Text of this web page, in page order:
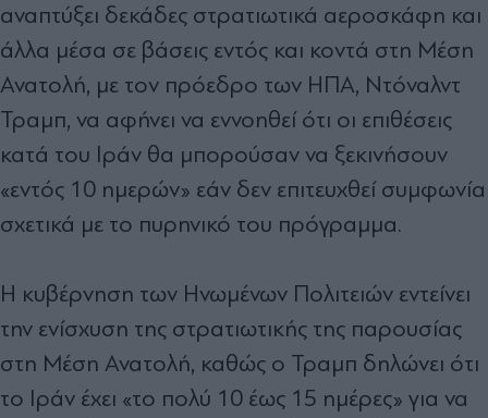
αναπτύξει δεκάδες στρατιωτικά αεροσκάφη και
άλλα μέσα σε βάσεις εντός και κοντά στη Μέση
Ανατολή, με τον πρόεδρο των ΗΠΑ, Ντόναλντ
Τραμπ, να αφήνει να εννοηθεί ότι οι επιθέσεις
κατά του Ιράν θα μπορούσαν να ξεκινήσουν
«εντός 10 ημερών» εάν δεν επιτευχθεί συμφωνία
σχετικά με το πυρηνικό του πρόγραμμα.
Η κυβέρνηση των Ηνωμένων Πολιτειών εντείνει
την ενίσχυση της στρατιωτικής της παρουσίας
στη Μέση Ανατολή, καθώς ο Τραμπ δηλώνει ότι
το Ιράν έχει «το πολύ 10 έως 15 ημέρες» για να